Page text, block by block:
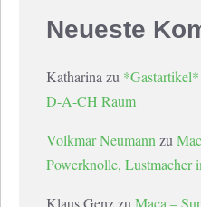
Neueste
Katharina zu
D-A-CH Raum
Volkmar Neumann zu
Powerknolle, Lustmacher
Klaus Genz zu Maca –